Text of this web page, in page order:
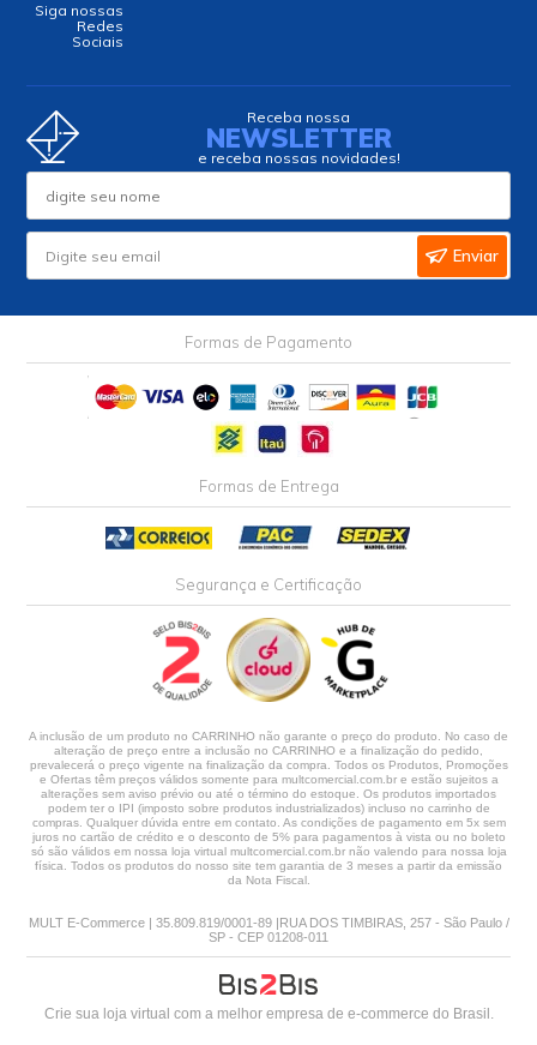
Siga nossas
Redes
Sociais
Receba nossa
NEWSLETTER
e receba nossas novidades!
Enviar
Formas de Pagamento
Formas de Entrega
Segurança e Certificação
A inclusão de um produto no CARRINHO não garante o preço do produto. No caso de
alteração de preço entre a inclusão no CARRINHO e a finalização do pedido,
prevalecerá o preço vigente na finalização da compra. Todos os Produtos, Promoções
e Ofertas têm preços válidos somente para multcomercial.com.br e estão sujeitos a
alterações sem aviso prévio ou até o término do estoque. Os produtos importados
podem ter o IPI (imposto sobre produtos industrializados) incluso no carrinho de
compras. Qualquer dúvida entre em contato. As condições de pagamento em 5x sem
juros no cartão de crédito e o desconto de 5% para pagamentos à vista ou no boleto
só são válidos em nossa loja virtual multcomercial.com.br não valendo para nossa loja
física. Todos os produtos do nosso site tem garantia de 3 meses a partir da emissão
da Nota Fiscal.
MULT E-Commerce | 35.809.819/0001-89 |RUA DOS TIMBIRAS, 257 - São Paulo /
SP - CEP 01208-011
Crie sua loja virtual com a melhor empresa de e-commerce do Brasil.